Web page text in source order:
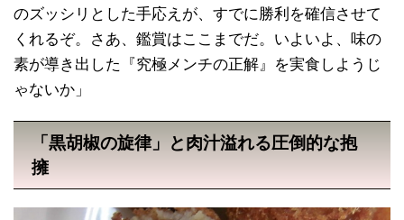
のズッシリとした手応えが、すでに勝利を確信させて
くれるぞ。さあ、鑑賞はここまでだ。いよいよ、味の
素が導き出した『究極メンチの正解』を実食しようじ
ゃないか」
「黒胡椒の旋律」と肉汁溢れる圧倒的な抱
擁